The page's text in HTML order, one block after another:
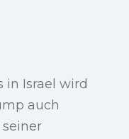
in Israel wird
auch